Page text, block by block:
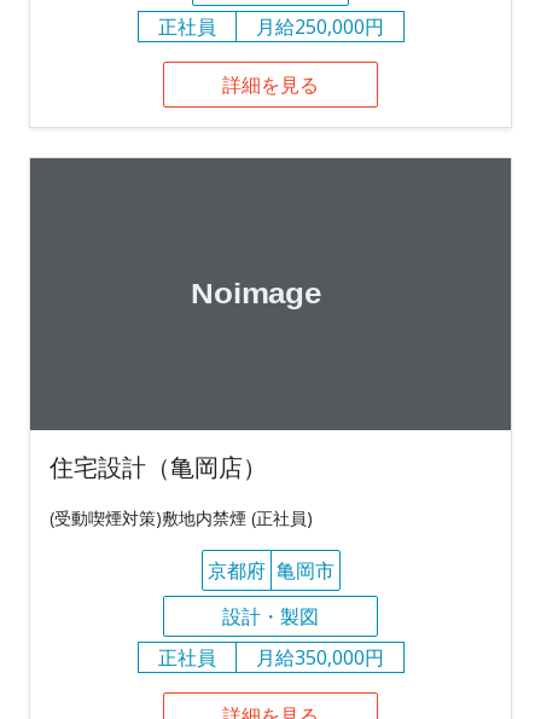
正社員
月給250,000円
詳細を見る
住宅設計（亀岡店）
(受動喫煙対策)敷地内禁煙 (正社員)
京都府 亀岡市
設計・製図
正社員
月給350,000円